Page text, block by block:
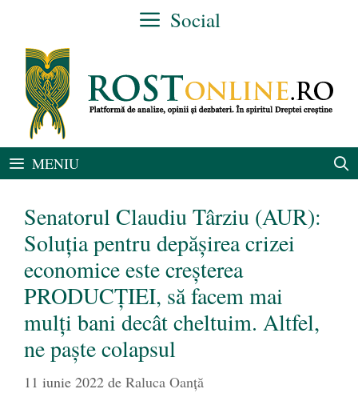
conținut
Social
MENIU
Senatorul Claudiu Târziu (AUR):
Soluția pentru depășirea crizei
economice este creșterea
PRODUCȚIEI, să facem mai
mulți bani decât cheltuim. Altfel,
ne paște colapsul
11 iunie 2022 de Raluca Oanță